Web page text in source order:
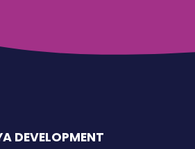
DEVELOPMENT